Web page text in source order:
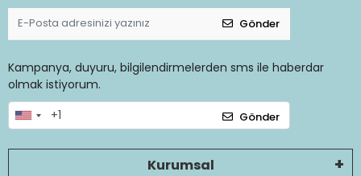
Gönder
Kampanya, duyuru, bilgilendirmelerden sms ile haberdar
olmak istiyorum.
Gönder
Kurumsal